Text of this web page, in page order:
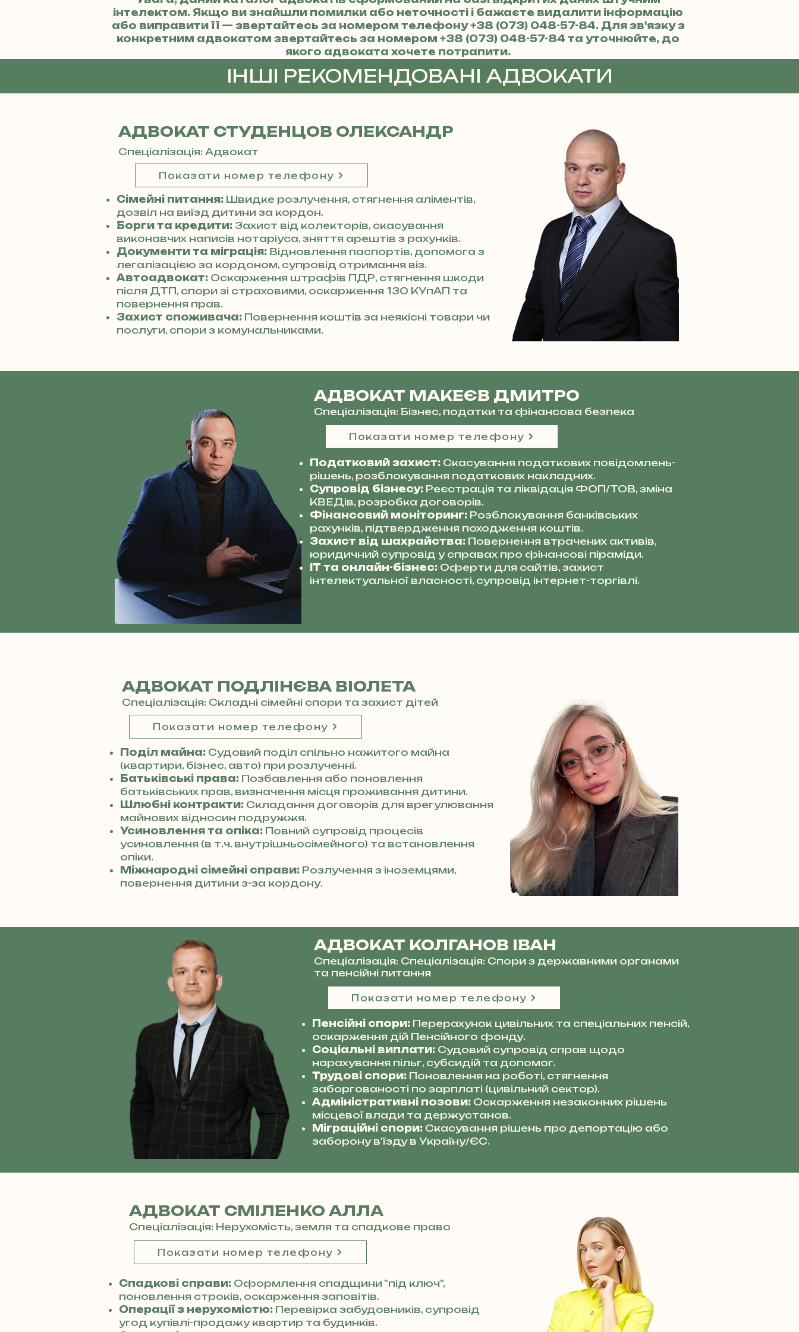
інтелектом. Якщо ви знайшли помилки або неточності і бажаєте видалити інформацію
або виправити її — звертайтесь за номером телефону+38 (073) 048-57-84. Для зв'язку з
конкретним адвокатом звертайтесь за номером +38 (073) 048-57-84 та уточнюйте, до
якого адвоката хочете потрапити.
ІНШІ РЕКОМЕНДОВАНІ АДВОКАТИ
АДВОКАТ СТУДЕНЦОВ ОЛЕКСАНДР
Спеціалізація: Адвокат
Показати номер телефону
Сімейні питання: Швидке розлучення, стягнення аліментів,
дозвіл на виїзд дитини за кордон.
Борги та кредити: Захист від колекторів, скасування
виконавчих написів нотаріуса, зняття арештів з рахунків.
Документи та міграція: Відновлення паспортів, допомога з
легалізацією за кордоном, супровід отримання віз.
Автоадвокат: Оскарження штрафів ПДР, стягнення шкоди
після ДТП, спори зі страховими, оскарження 130 КУпАП та
повернення прав.
Захист споживача: Повернення коштів за неякісні товари чи
послуги, спори з комунальниками.
АДВОКАТ МАКЕЄВ ДМИТРО
Спеціалізація: Бізнес, податки та фінансова безпека
Податковий захист: Скасування податкових повідомлень-
рішень, розблокування податкових накладних.
Супровід бізнесу: Реєстрація та ліквідація ФОП/ТОВ, зміна
КВЕДів, розробка договорів.
Фінансовий моніторинг: Розблокування банківських
рахунків, підтвердження походження коштів.
Захист від шахрайства: Повернення втрачених активів,
юридичний супровід у справах про фінансові піраміди.
IT та онлайн-бізнес: Оферти для сайтів, захист
інтелектуальної власності, супровід інтернет-торгівлі.
Показати номер телефону
АДВОКАТ ПОДЛІНЄВА ВІОЛЕТА
Спеціалізація: Складні сімейні спори та захист дітей
Показати номер телефону
Поділ майна: Судовий поділ спільно нажитого майна
(квартири, бізнес, авто) при розлученні.
Батьківські права: Позбавлення або поновлення
батьківських прав, визначення місця проживання дитини.
Шлюбні контракти: Складання договорів для врегулювання
майнових відносин подружжя.
Усиновлення та опіка: Повний супровід процесів
усиновлення (в т.ч. внутрішньосімейного) та встановлення
опіки.
Міжнародні сімейні справи: Розлучення з іноземцями,
повернення дитини з-за кордону.
АДВОКАТ КОЛГАНОВ ІВАН
Спеціалізація: Спеціалізація: Спори з державними органами
та пенсійні питання
Пенсійні спори: Перерахунок цивільних та спеціальних пенсій,
оскарження дій Пенсійного фонду.
Соціальні виплати: Судовий супровід справ щодо
нарахування пільг, субсидій та допомог.
Трудові спори: Поновлення на роботі, стягнення
заборгованості по зарплаті (цивільний сектор).
Адміністративні позови: Оскарження незаконних рішень
місцевої влади та держустанов.
Міграційні спори: Скасування рішень про депортацію або
заборону в'їзду в Україну/ЄС.
Показати номер телефону
АДВОКАТ СМІЛЕНКО АЛЛА
Спеціалізація: Нерухомість, земля та спадкове право
Показати номер телефону
Спадкові справи: Оформлення спадщини "під ключ",
поновлення строків, оскарження заповітів.
Операції з нерухомістю: Перевірка забудовників, супровід
угод купівлі-продажу квартир та будинків.